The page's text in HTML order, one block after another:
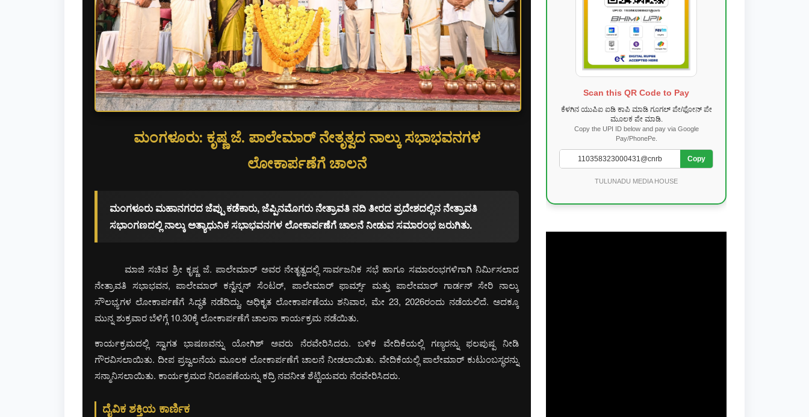
ಮಂಗಳೂರು: ಕೃಷ್ಣ ಜೆ. ಪಾಲೇಮಾರ್ ನೇತೃತ್ವದ ನಾಲ್ಕು ಸಭಾಭವನಗಳ
ಲೋಕಾರ್ಪಣೆಗೆ ಚಾಲನೆ
ಮಂಗಳೂರು ಮಹಾನಗರದ ಜೆಪ್ಪು ಕಡೆಕಾರು, ಜೆಪ್ಪಿನಮೊಗರು ನೇತ್ರಾವತಿ ನದಿ ತೀರದ ಪ್ರದೇಶದಲ್ಲಿನ ನೇತ್ರಾವತಿ
ಸಭಾಂಗಣದಲ್ಲಿ ನಾಲ್ಕು ಅತ್ಯಾಧುನಿಕ ಸಭಾಭವನಗಳ ಲೋಕಾರ್ಪಣೆಗೆ ಚಾಲನೆ ನೀಡುವ ಸಮಾರಂಭ ಜರುಗಿತು.
ಮಾಜಿ ಸಚಿವ ಶ್ರೀ ಕೃಷ್ಣ ಜೆ. ಪಾಲೇಮಾರ್ ಅವರ ನೇತೃತ್ವದಲ್ಲಿ ಸಾರ್ವಜನಿಕ ಸಭೆ ಹಾಗೂ ಸಮಾರಂಭಗಳಿಗಾಗಿ ನಿರ್ಮಿಸಲಾದ
ನೇತ್ರಾವತಿ ಸಭಾಭವನ, ಪಾಲೇಮಾರ್ ಕನ್ವೆನ್ನನ್ ಸೆಂಟರ್, ಪಾಲೇಮಾರ್ ಫಾರ್ಮ್ಸ್ ಮತ್ತು ಪಾಲೇಮಾರ್ ಗಾರ್ಡನ್ ಸೇರಿ ನಾಲ್ಕು
ಸೌಲಭ್ಯಗಳ ಲೋಕಾರ್ಪಣೆಗೆ ಸಿದ್ಧತೆ ನಡೆದಿದ್ದು, ಅಧಿಕೃತ ಲೋಕಾರ್ಪಣೆಯು ಶನಿವಾರ, ಮೇ 23, 2026ರಂದು ನಡೆಯಲಿದೆ. ಅದಕ್ಕೂ
ಮುನ್ನ ಶುಕ್ರವಾರ ಬೆಳಿಗ್ಗೆ 10.30ಕ್ಕೆ ಲೋಕಾರ್ಪಣೆಗೆ ಚಾಲನಾ ಕಾರ್ಯಕ್ರಮ ನಡೆಯಿತು.
ಕಾರ್ಯಕ್ರಮದಲ್ಲಿ ಸ್ವಾಗತ ಭಾಷಣವನ್ನು ಯೋಗಿಶ್ ಅವರು ನೆರವೇರಿಸಿದರು. ಬಳಿಕ ವೇದಿಕೆಯಲ್ಲಿ ಗಣ್ಯರನ್ನು ಫಲಪುಷ್ಪ ನೀಡಿ
ಗೌರವಿಸಲಾಯಿತು. ದೀಪ ಪ್ರಜ್ವಲನೆಯ ಮೂಲಕ ಲೋಕಾರ್ಪಣೆಗೆ ಚಾಲನೆ ನೀಡಲಾಯಿತು. ವೇದಿಕೆಯಲ್ಲಿ ಪಾಲೇಮಾರ್ ಕುಟುಂಬಸ್ಥರನ್ನು
ಸನ್ಮಾನಿಸಲಾಯಿತು. ಕಾರ್ಯಕ್ರಮದ ನಿರೂಪಣೆಯನ್ನು ಕದ್ರಿ ನವನೀತ ಶೆಟ್ಟಿಯವರು ನೆರವೇರಿಸಿದರು.
ದೈವಿಕ ಶಕ್ತಿಯ ಕಾರ್ಣಿಕ
Scan this QR Code to Pay
ಕೆಳಗಿನ ಯುಪಿಐ ಐಡಿ ಕಾಪಿ ಮಾಡಿ ಗೂಗಲ್ ಪೇ/ಫೋನ್ ಪೇ
ಮೂಲಕ ಪೇ ಮಾಡಿ.
Copy the UPI ID below and pay via Google
Pay/PhonePe.
Copy
TULUNADU MEDIA HOUSE